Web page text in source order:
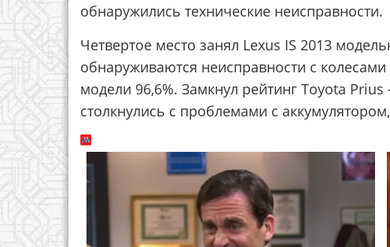
обнаружились технические неисправности.
Четвертое место занял Lexus IS 2013
обнаруживаются неисправности с
модели 96,6%. Замкнул рейтинг Toyota
столкнулись с проблемами с